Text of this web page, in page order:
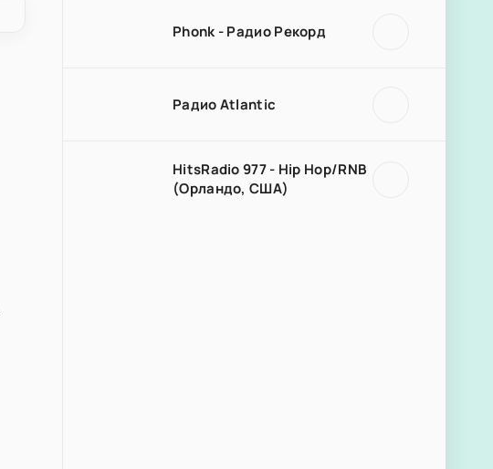
Phonk - Радио Рекорд
Радио Atlantic
HitsRadio 977 - Hip Hop/RNB
(Орландо, США)